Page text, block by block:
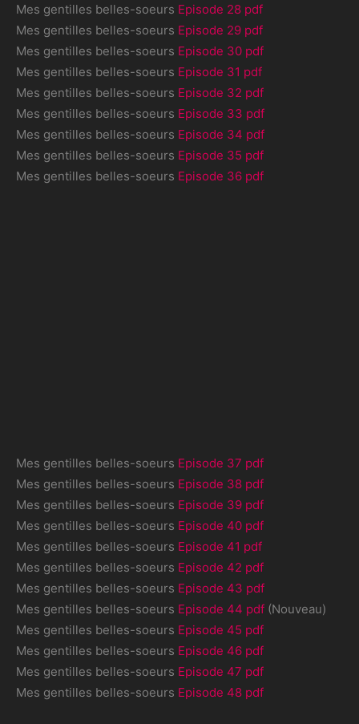
Mes gentilles belles-soeurs Episode 28 pdf
Mes gentilles belles-soeurs Episode 29 pdf
Mes gentilles belles-soeurs Episode 30 pdf
Mes gentilles belles-soeurs Episode 31 pdf
Mes gentilles belles-soeurs Episode 32 pdf
Mes gentilles belles-soeurs Episode 33 pdf
Mes gentilles belles-soeurs Episode 34 pdf
Mes gentilles belles-soeurs Episode 35 pdf
Mes gentilles belles-soeurs Episode 36 pdf
Mes gentilles belles-soeurs Episode 37 pdf
Mes gentilles belles-soeurs Episode 38 pdf
Mes gentilles belles-soeurs Episode 39 pdf
Mes gentilles belles-soeurs Episode 40 pdf
Mes gentilles belles-soeurs Episode 41 pdf
Mes gentilles belles-soeurs Episode 42 pdf
Mes gentilles belles-soeurs Episode 43 pdf
Mes gentilles belles-soeurs Episode 44 pdf (Nouveau)
Mes gentilles belles-soeurs Episode 45 pdf
Mes gentilles belles-soeurs Episode 46 pdf
Mes gentilles belles-soeurs Episode 47 pdf
Mes gentilles belles-soeurs Episode 48 pdf